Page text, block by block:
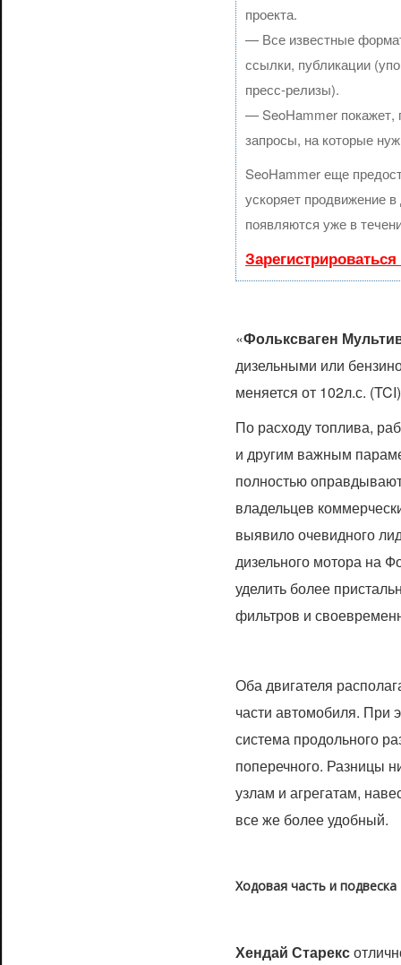
проекта.
— Все известные
ссылки, публикации
пресс-релизы).
— SeoHammer покажет,
запросы, на которые
SeoHammer еще
ускоряет продвижение
появляются уже в
«Фольксваген
дизельными или
меняется от 102л.с.
По расходу топлива,
и другим важным
полностью
владельцев
выявило очевидного
дизельного мотора на
уделить более
фильтров и
Оба двигателя
части автомобиля. При
система продольного
поперечного. Разницы
узлам и агрегатам,
все же более удобный.
Ходовая часть и
Хендай Старекс